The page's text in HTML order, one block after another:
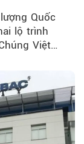
Quốc
lộ trình
Việt